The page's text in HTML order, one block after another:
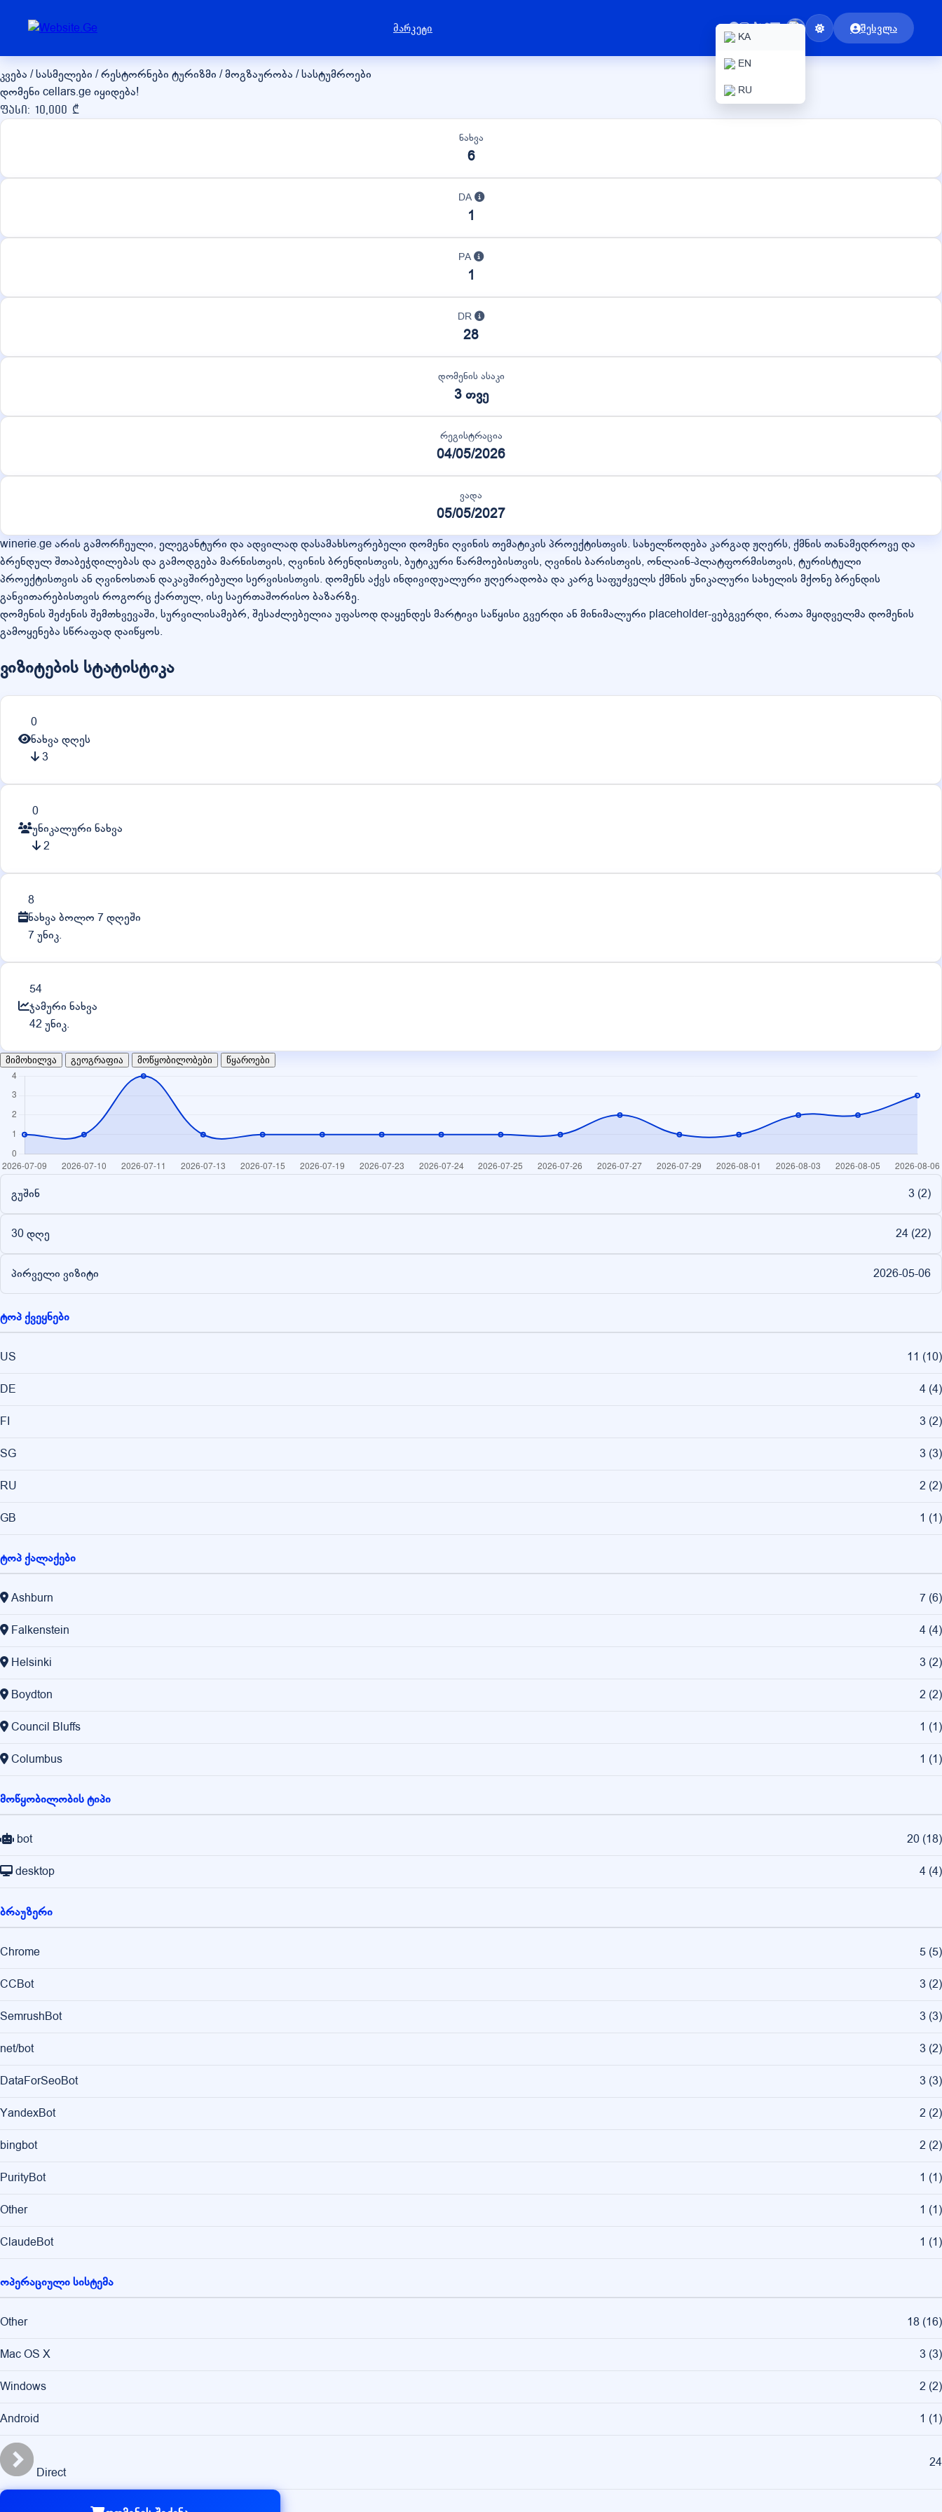
მარკეტი
KA
EN
RU
შესვლა
cellars.ge
კვება / სასმელები / რესტორნები ტურიზმი / მოგზაურობა / სასტუმროები
დომენი cellars.ge იყიდება!
ფასი: 10,000 ₾
ნახვა
6
DA
1
PA
1
DR
28
დომენის ასაკი
3 თვე
რეგისტრაცია
04/05/2026
ვადა
05/05/2027
winerie.ge არის გამორჩეული, ელეგანტური და ადვილად დასამახსოვრებელი დომენი ღვინის თემატიკის პროექტისთვის. სახელწოდება კარგად ჟღერს, ქმნის თანამედროვე და
ბრენდულ შთაბეჭდილებას და გამოდგება მარნისთვის, ღვინის ბრენდისთვის, ბუტიკური წარმოებისთვის, ღვინის ბარისთვის, ონლაინ-პლატფორმისთვის, ტურისტული
პროექტისთვის ან ღვინოსთან დაკავშირებული სერვისისთვის. დომენს აქვს ინდივიდუალური ჟღერადობა და კარგ საფუძველს ქმნის უნიკალური სახელის მქონე ბრენდის
განვითარებისთვის როგორც ქართულ, ისე საერთაშორისო ბაზარზე.
დომენის შეძენის შემთხვევაში, სურვილისამებრ, შესაძლებელია უფასოდ დაყენდეს მარტივი საწყისი გვერდი ან მინიმალური placeholder-ვებგვერდი, რათა მყიდველმა დომენის
გამოყენება სწრაფად დაიწყოს.
ვიზიტების სტატისტიკა
0
ნახვა დღეს
3
0
უნიკალური ნახვა
2
8
ნახვა ბოლო 7 დღეში
7 უნიკ.
54
ჯამური ნახვა
42 უნიკ.
მიმოხილვა გეოგრაფია მოწყობილობები წყაროები
გუშინ 3 (2)
30 დღე 24 (22)
პირველი ვიზიტი 2026-05-06
ტოპ ქვეყნები
US 11 (10)
DE 4 (4)
FI 3 (2)
SG 3 (3)
RU 2 (2)
GB 1 (1)
ტოპ ქალაქები
Ashburn 7 (6)
Falkenstein 4 (4)
Helsinki 3 (2)
Boydton 2 (2)
Council Bluffs 1 (1)
Columbus 1 (1)
მოწყობილობის ტიპი
bot 20 (18)
desktop 4 (4)
ბრაუზერი
Chrome 5 (5)
CCBot 3 (2)
SemrushBot 3 (3)
net/bot 3 (2)
DataForSeoBot 3 (3)
YandexBot 2 (2)
bingbot 2 (2)
PurityBot 1 (1)
Other 1 (1)
ClaudeBot 1 (1)
ოპერაციული სისტემა
Other 18 (16)
Mac OS X 3 (3)
Windows 2 (2)
Android 1 (1)
Direct
24